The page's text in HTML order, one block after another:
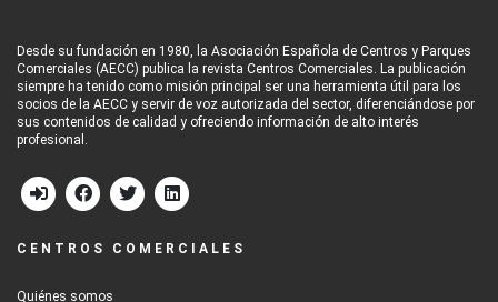
Desde su fundación en 1980, la Asociación Española de Centros y Parques
Comerciales (AECC) publica la revista Centros Comerciales. La publicación
siempre ha tenido como misión principal ser una herramienta útil para los
socios de la AECC y servir de voz autorizada del sector, diferenciándose por
sus contenidos de calidad y ofreciendo información de alto interés
profesional.
CENTROS COMERCIALES
Quiénes somos